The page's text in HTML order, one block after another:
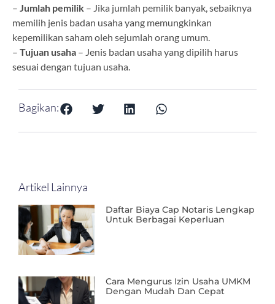
– Jumlah pemilik – Jika jumlah pemilik banyak, sebaiknya
memilih jenis badan usaha yang memungkinkan
kepemilikan saham oleh sejumlah orang umum.
– Tujuan usaha – Jenis badan usaha yang dipilih harus
sesuai dengan tujuan usaha.
Bagikan:
Artikel Lainnya
Daftar Biaya Cap Notaris Lengkap
Untuk Berbagai Keperluan
Cara Mengurus Izin Usaha UMKM
Dengan Mudah Dan Cepat